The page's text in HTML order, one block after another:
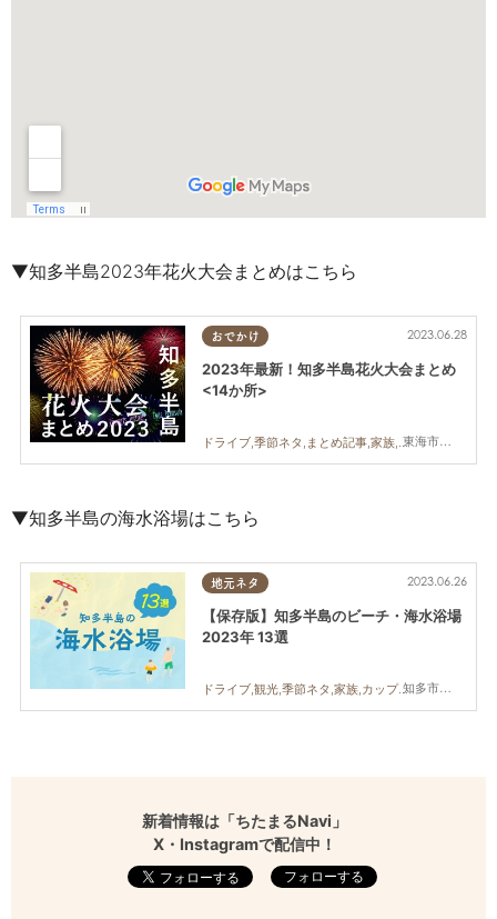
▼知多半島2023年花火大会まとめはこちら
おでかけ
東海市,大府市,知多市,東浦町,阿久比町,半田市,常滑市,武豊町,美浜町,南知多町
2023.06.28
2023年最新！知多半島花火大会まとめ
<14か所>
ドライブ,季節ネタ,まとめ記事,家族,カップル,花火
▼知多半島の海水浴場はこちら
地元ネタ
知多市,南知多町,常滑市,美浜町
2023.06.26
【保存版】知多半島のビーチ・海水浴場
2023年 13選
ドライブ,観光,季節ネタ,家族,カップル,海,海水浴場
新着情報は「ちたまるNavi」
X・Instagramで配信中！
フォローする